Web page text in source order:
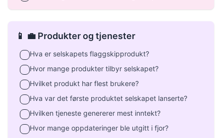
📱 💼 Produkter og tjenester
Hva er selskapets flaggskipprodukt?
Hvor mange produkter tilbyr selskapet?
Hvilket produkt har flest brukere?
Hva var det første produktet selskapet lanserte?
Hvilken tjeneste genererer mest inntekt?
Hvor mange oppdateringer ble utgitt i fjor?